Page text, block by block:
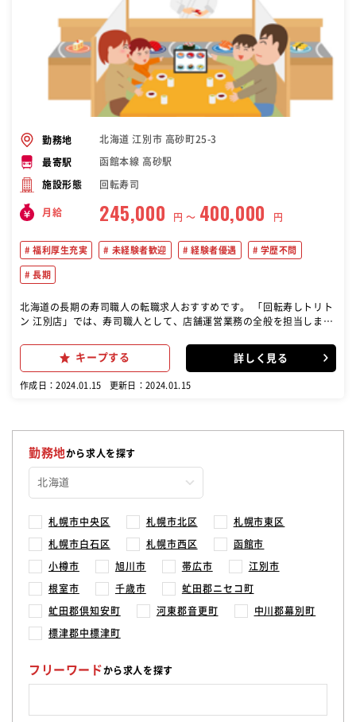
勤務地 北海道 江別市 高砂町25-3
最寄駅 函館本線 高砂駅
施設形態 回転寿司
月給 245,000 円 〜 400,000 円
福利厚生充実 未経験者歓迎 経験者優遇 学歴不問
長期
北海道の長期の寿司職人の転職求人おすすめです。 「回転寿しトリト
ン 江別店」では、寿司職人として、店舗運営業務の全般を担当しま
寿司を提供します。 未経験者でも安心して始められる環境で、先輩か
らの丁寧な指導があります。新たな店舗のオープンに伴い、店舗拡大
います。お客様に対する笑顔と元気な挨拶がトリトンの特徴であり、
キープする 詳しく見る
作成日：2024.01.15 更新日：2024.01.15
勤務地から求人を探す
札幌市中央区 札幌市北区 札幌市東区
札幌市白石区 札幌市西区 函館市
小樽市 旭川市 帯広市 江別市
根室市 千歳市 虻田郡ニセコ町
虻田郡倶知安町 河東郡音更町 中川郡幕別町
標津郡中標津町
フリーワードから求人を探す